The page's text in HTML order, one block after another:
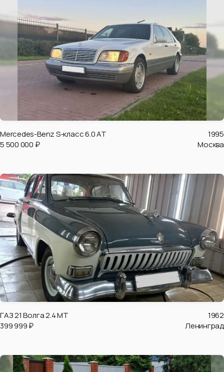
Mercedes-Benz S-класс 6.0 AT
1995
5 500 000 ₽
Москва
ГАЗ 21 Волга 2.4 MT
1962
399 999 ₽
Ленинград